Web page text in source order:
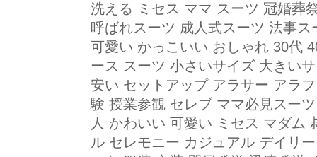
洗える ミセス ママ スーツ 冠婚葬
呼ばれスーツ 成人式スーツ 法事
可愛い かっこいい おしゃれ 30代
ース スーツ 小さいサイズ 大きい
安い セットアップ アラサー アラ
験 授業参観 セレブ ママ必見スー
人 かわいい 可愛い ミセス マダム
ル セレモニー カジュアル デイリ